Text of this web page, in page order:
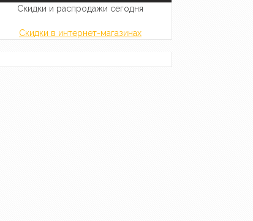
Скидки и распродажи сегодня
Скидки в интернет-магазинах